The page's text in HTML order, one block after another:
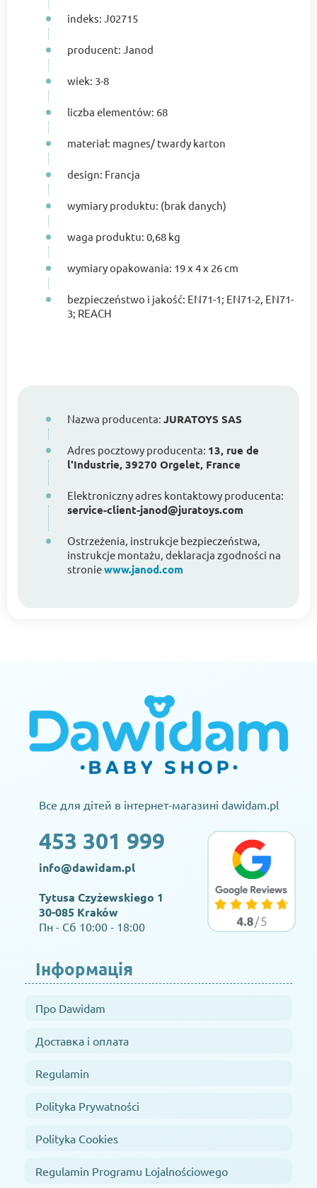
indeks: J02715
producent: Janod
wiek: 3-8
liczba elementów: 68
materiał: magnes/ twardy karton
design: Francja
wymiary produktu: (brak danych)
waga produktu: 0,68 kg
wymiary opakowania: 19 x 4 x 26 cm
bezpieczeństwo i jakość: EN71-1; EN71-2, EN71-
3; REACH
Nazwa producenta: JURATOYS SAS
Adres pocztowy producenta: 13, rue de
l'Industrie, 39270 Orgelet, France
Elektroniczny adres kontaktowy producenta:
service-client-janod@juratoys.com
Ostrzeżenia, instrukcje bezpieczeństwa,
instrukcje montażu, deklaracja zgodności na
stroniewww.janod.com
Все для дітей в інтернет-магазині dawidam.pl
453 301 999
info@dawidam.pl
Tytusa Czyżewskiego 1
30-085 Kraków
Пн - Сб 10:00 - 18:00
Інформація
Про Dawidam
Доставка і оплата
Regulamin
Polityka Prywatności
Polityka Cookies
Regulamin Programu Lojalnościowego